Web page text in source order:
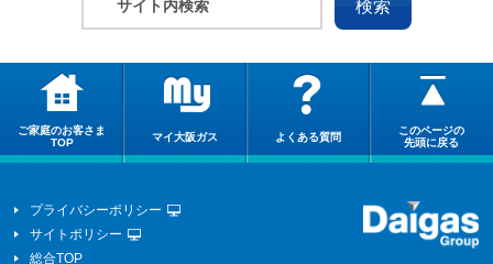
ご家庭のお客さま
TOP
マイ大阪ガス よくある質問
このページの
先頭に戻る
プライバシーポリシー
サイトポリシー
総合TOP